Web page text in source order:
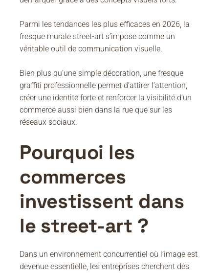
Parmi les tendances les plus efficaces en 2026, la
fresque murale street-art s’impose comme un
véritable outil de communication visuelle.
Bien plus qu’une simple décoration, une fresque
graffiti professionnelle permet d’attirer l’attention,
créer une identité forte et renforcer la visibilité d’un
commerce aussi bien dans la rue que sur les
réseaux sociaux.
Pourquoi les
commerces
investissent dans
le street-art ?
Dans un environnement concurrentiel où l’image est
devenue essentielle, les entreprises cherchent des